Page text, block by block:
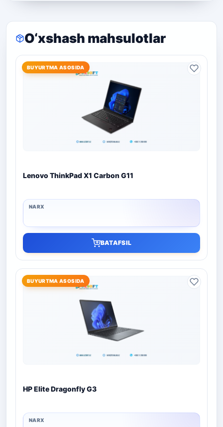
O‘xshash mahsulotlar
BUYURTMA ASOSIDA
Lenovo ThinkPad X1 Carbon G11
BATAFSIL
BUYURTMA ASOSIDA
HP Elite Dragonfly G3